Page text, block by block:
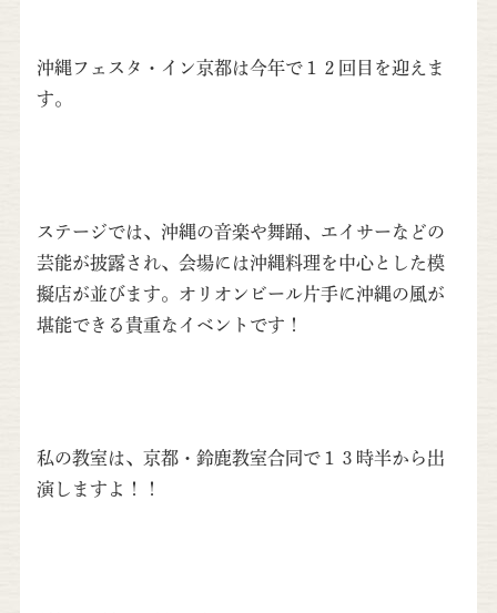
沖縄フェスタ・イン京都は今年で１２回目を迎えま
す。
ステージでは、沖縄の音楽や舞踊、エイサーなどの
芸能が披露され、会場には沖縄料理を中心とした模
擬店が並びます。オリオンビール片手に沖縄の風が
堪能できる貴重なイベントです！
私の教室は、京都・鈴鹿教室合同で１３時半から出
演しますよ！！